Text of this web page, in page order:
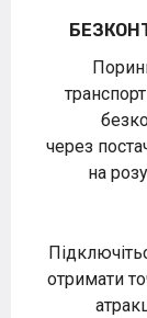
через
на
отримати